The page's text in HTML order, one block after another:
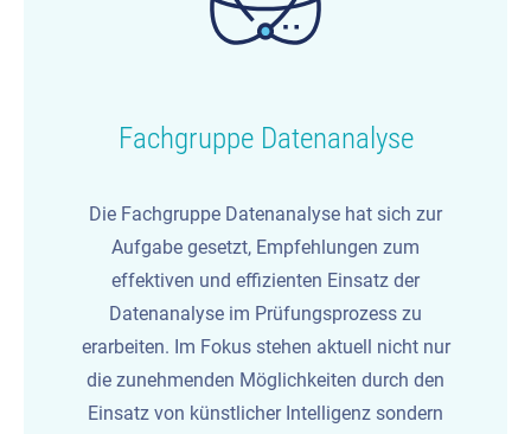
Fachgruppe Datenanalyse
Die Fachgruppe Datenanalyse hat sich zur
Aufgabe gesetzt, Empfehlungen zum
effektiven und effizienten Einsatz der
Datenanalyse im Prüfungsprozess zu
erarbeiten. Im Fokus stehen aktuell nicht nur
die zunehmenden Möglichkeiten durch den
Einsatz von künstlicher Intelligenz sondern